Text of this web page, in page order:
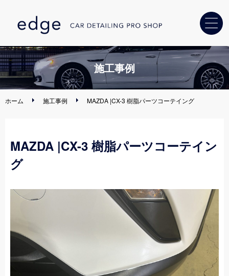
ホーム
カーコーティング
車内クリーニング ・消臭
中古車販売店様へ
店舗紹介
施工事例
ホーム 施工事例 MAZDA |CX-3 樹脂パーツコーテイング
MAZDA |CX-3 樹脂パーツコーテイン
グ